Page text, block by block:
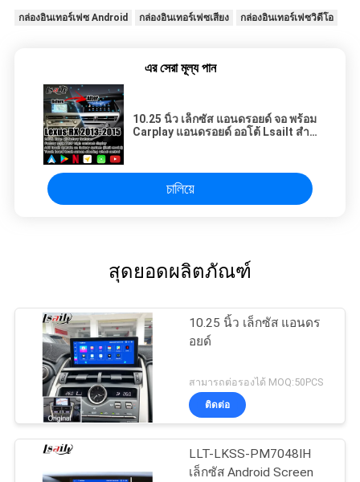
กล่องอินเทอร์เฟซ Android กล่องอินเทอร์เฟซเสียง กล่องอินเทอร์เฟซวิดีโอ
এর সেরা মূল্য পান
10.25 นิ้ว เล็กซัส แอนดรอยด์ จอ พร้อม
Carplay แอนดรอยด์ ออโต้ Lsailt สําห
চালিয়ে
สุดยอดผลิตภัณฑ์
10.25 นิ้ว เล็กซัส แอนดร
อยด์
สามารถต่อรองได้ MOQ:50PCS
ติดต่อ
LLT-LKSS-PM7048IH
เล็กซัส Android Screen